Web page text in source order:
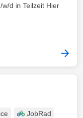
d in Teilzeit Hier
JobRad